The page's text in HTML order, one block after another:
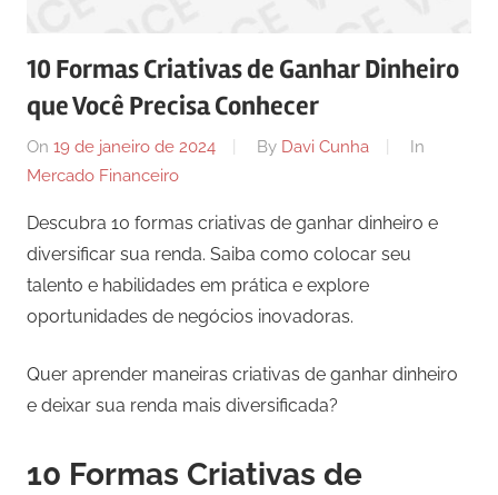
com
os
vários
10 Formas Criativas de Ganhar Dinheiro
que Você Precisa Conhecer
On 19 de janeiro de 2024 By Davi Cunha
In
Mercado Financeiro
Descubra 10 formas criativas de ganhar dinheiro e
diversificar sua renda. Saiba como colocar seu
talento e habilidades em prática e explore
oportunidades de negócios inovadoras.
Quer aprender maneiras criativas de ganhar dinheiro
e deixar sua renda mais diversificada?
10 Formas Criativas de